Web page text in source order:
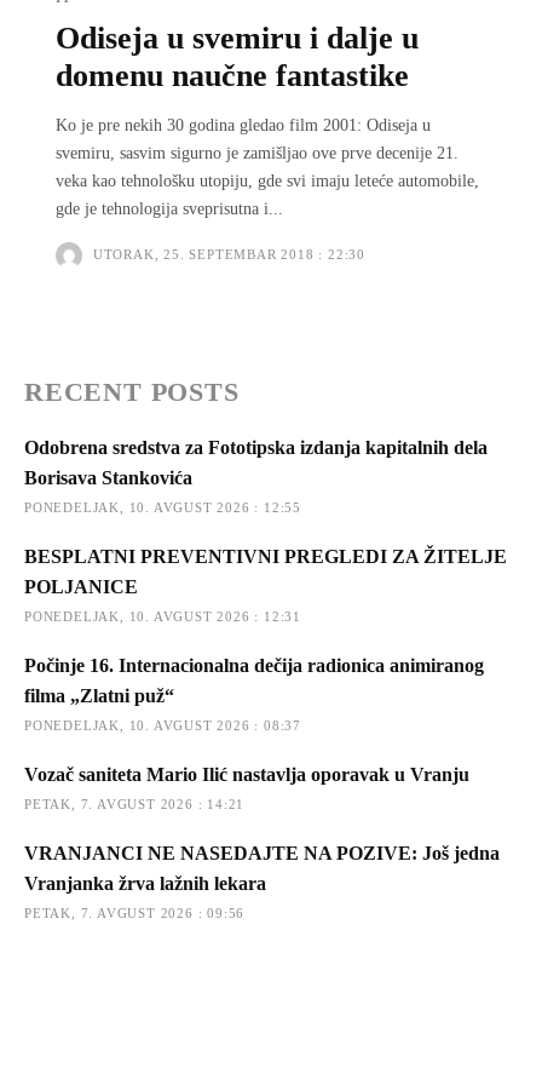
Odiseja u svemiru i dalje u
domenu naučne fantastike
Ko je pre nekih 30 godina gledao film 2001: Odiseja u
svemiru, sasvim sigurno je zamišljao ove prve decenije 21.
veka kao tehnološku utopiju, gde svi imaju leteće automobile,
gde je tehnologija sveprisutna i...
UTORAK, 25. SEPTEMBAR 2018 : 22:30
RECENT POSTS
Odobrena sredstva za Fototipska izdanja kapitalnih dela
Borisava Stankovića
PONEDELJAK, 10. AVGUST 2026 : 12:55
BESPLATNI PREVENTIVNI PREGLEDI ZA ŽITELJE
POLJANICE
PONEDELJAK, 10. AVGUST 2026 : 12:31
Počinje 16. Internacionalna dečija radionica animiranog
filma „Zlatni puž“
PONEDELJAK, 10. AVGUST 2026 : 08:37
Vozač saniteta Mario Ilić nastavlja oporavak u Vranju
PETAK, 7. AVGUST 2026 : 14:21
VRANJANCI NE NASEDAJTE NA POZIVE: Još jedna
Vranjanka žrva lažnih lekara
PETAK, 7. AVGUST 2026 : 09:56